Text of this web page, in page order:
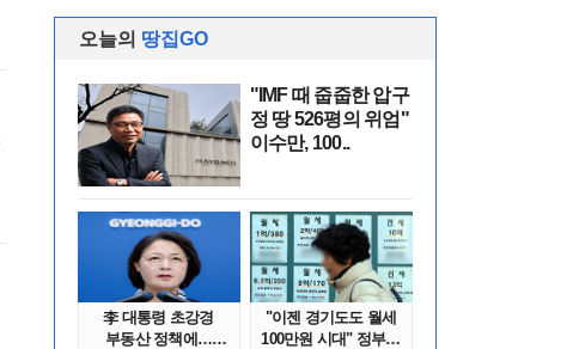
오늘의 땅집GO
"IMF 때 줍줍한 압구
정 땅 526평의 위엄"
이수만, 100..
李 대통령 초강경
부동산 정책에…
"이젠 경기도도 월세
100만원 시대" 정부發